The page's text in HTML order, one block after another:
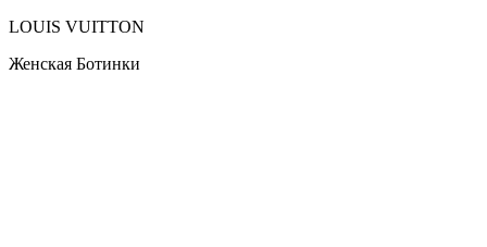
LOUIS VUITTON
Женская Ботинки